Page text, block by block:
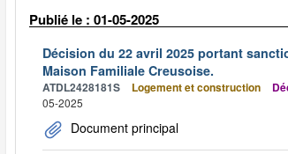
Publié le : 01-05-2025
Décision du 22 avril 2025 portant
Maison Familiale Creusoise.
ATDL2428181S Logement et construction
05-2025
Document principal